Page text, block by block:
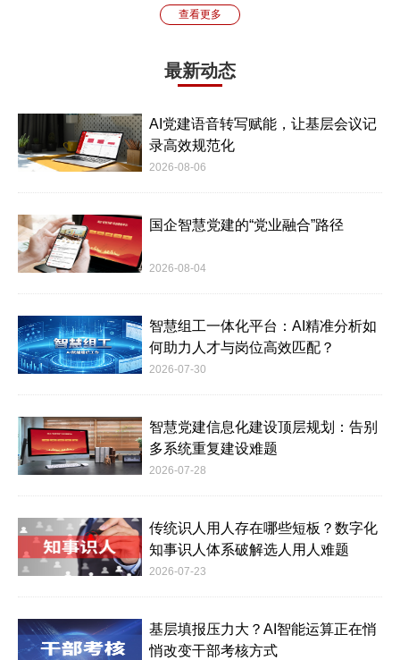
查看更多
最新动态
AI党建语音转写赋能，让基层会议记
录高效规范化
2026-08-06
国企智慧党建的“党业融合”路径
2026-08-04
智慧组工一体化平台：AI精准分析如
何助力人才与岗位高效匹配？
2026-07-30
智慧党建信息化建设顶层规划：告别
多系统重复建设难题
2026-07-28
传统识人用人存在哪些短板？数字化
知事识人体系破解选人用人难题
2026-07-23
基层填报压力大？AI智能运算正在悄
悄改变干部考核方式